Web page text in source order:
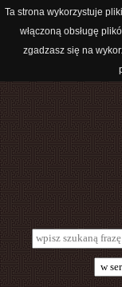
Ta strona wykorzystuje
włączoną obsługę
zgadzasz się na